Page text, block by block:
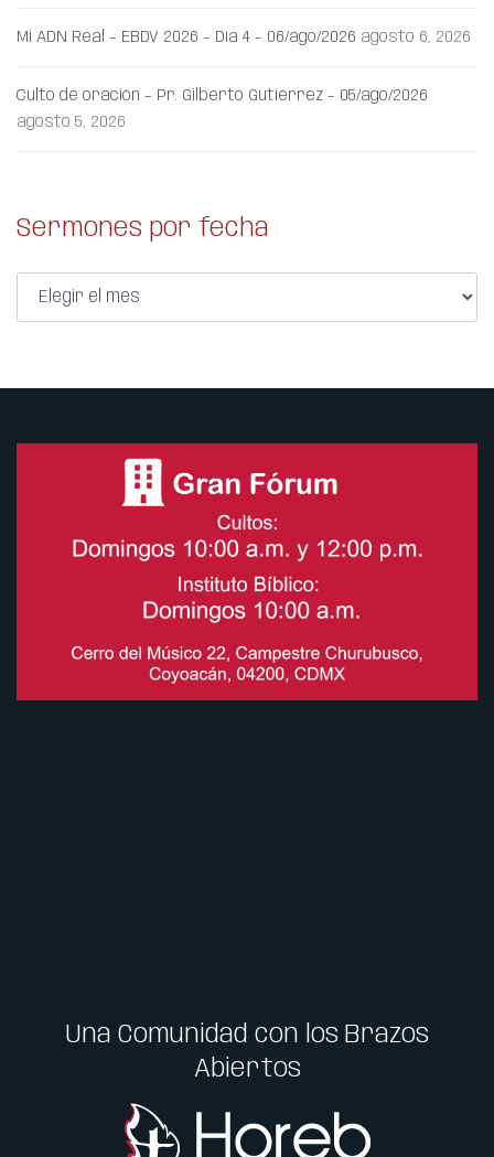
Mi ADN Real – EBDV 2026 – Día 4 – 06/ago/2026 agosto 6, 2026
Culto de oración – Pr. Gilberto Gutiérrez – 05/ago/2026
agosto 5, 2026
Sermones por fecha
Una Comunidad con los Brazos
Abiertos